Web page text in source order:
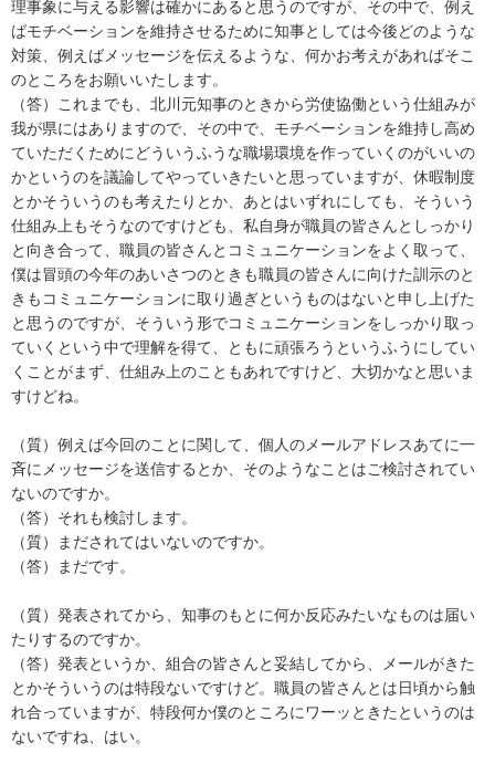
理事象に与える影響は確かにあると思うのですが、その中で、例え
ばモチベーションを維持させるために知事としては今後どのような
対策、例えばメッセージを伝えるような、何かお考えがあればそこ
のところをお願いいたします。
（答）これまでも、北川元知事のときから労使協働という仕組みが
我が県にはありますので、その中で、モチベーションを維持し高め
ていただくためにどういうふうな職場環境を作っていくのがいいの
かというのを議論してやっていきたいと思っていますが、休暇制度
とかそういうのも考えたりとか、あとはいずれにしても、そういう
仕組み上もそうなのですけども、私自身が職員の皆さんとしっかり
と向き合って、職員の皆さんとコミュニケーションをよく取って、
僕は冒頭の今年のあいさつのときも職員の皆さんに向けた訓示のと
きもコミュニケーションに取り過ぎというものはないと申し上げた
と思うのですが、そういう形でコミュニケーションをしっかり取っ
ていくという中で理解を得て、ともに頑張ろうというふうにしてい
くことがまず、仕組み上のこともあれですけど、大切かなと思いま
すけどね。
（質）例えば今回のことに関して、個人のメールアドレスあてに一
斉にメッセージを送信するとか、そのようなことはご検討されてい
ないのですか。
（答）それも検討します。
（質）まだされてはいないのですか。
（答）まだです。
（質）発表されてから、知事のもとに何か反応みたいなものは届い
たりするのですか。
（答）発表というか、組合の皆さんと妥結してから、メールがきた
とかそういうのは特段ないですけど。職員の皆さんとは日頃から触
れ合っていますが、特段何か僕のところにワーッときたというのは
ないですね、はい。